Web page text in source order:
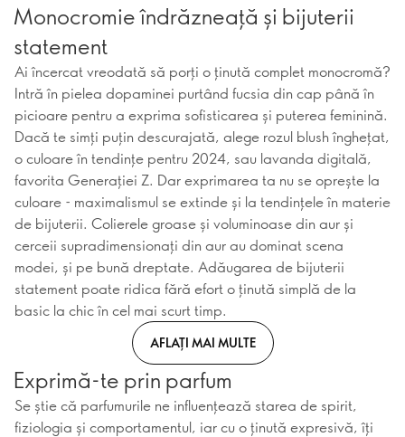
Monocromie îndrăzneață și bijuterii
statement
Ai încercat vreodată să porți o ținută complet monocromă?
Intră în pielea dopaminei purtând fucsia din cap până în
picioare pentru a exprima sofisticarea și puterea feminină.
Dacă te simți puțin descurajată, alege rozul blush înghețat,
o culoare în tendințe pentru 2024, sau lavanda digitală,
favorita Generației Z. Dar exprimarea ta nu se oprește la
culoare - maximalismul se extinde și la tendințele în materie
de bijuterii. Colierele groase și voluminoase din aur și
cerceii supradimensionați din aur au dominat scena
modei, și pe bună dreptate. Adăugarea de bijuterii
statement poate ridica fără efort o ținută simplă de la
basic la chic în cel mai scurt timp.
AFLAȚI MAI MULTE
Exprimă-te prin parfum
Se știe că parfumurile ne influențează starea de spirit,
fiziologia și comportamentul, iar cu o ținută expresivă, îți